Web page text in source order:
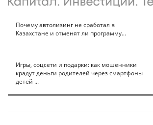
Почему автолизинг не сработал в
Казахстане и отменят ли программу...
Игры, соцсети и подарки: как мошенники
крадут деньги родителей через смартфоны
детей ...